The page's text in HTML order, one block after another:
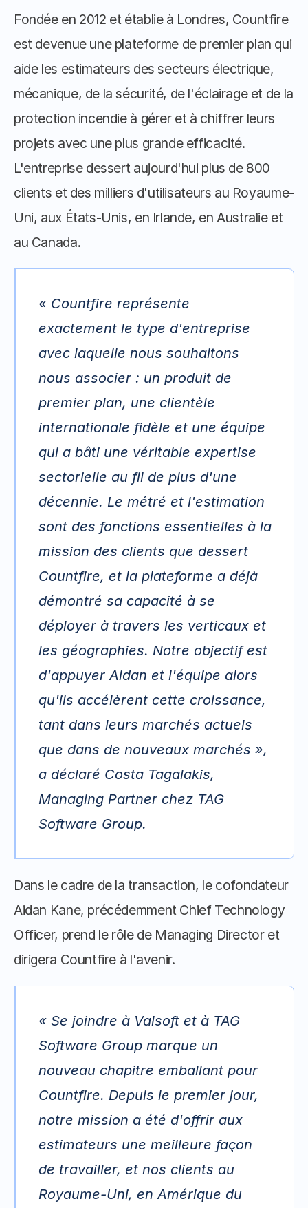
Fondée en 2012 et établie à Londres, Countfire
est devenue une plateforme de premier plan qui
aide les estimateurs des secteurs électrique,
mécanique, de la sécurité, de l'éclairage et de la
protection incendie à gérer et à chiffrer leurs
projets avec une plus grande efficacité.
L'entreprise dessert aujourd'hui plus de 800
clients et des milliers d'utilisateurs au Royaume-
Uni, aux États-Unis, en Irlande, en Australie et
au Canada.
« Countfire représente
exactement le type d'entreprise
avec laquelle nous souhaitons
nous associer : un produit de
premier plan, une clientèle
internationale fidèle et une équipe
qui a bâti une véritable expertise
sectorielle au fil de plus d'une
décennie. Le métré et l'estimation
sont des fonctions essentielles à la
mission des clients que dessert
Countfire, et la plateforme a déjà
démontré sa capacité à se
déployer à travers les verticaux et
les géographies. Notre objectif est
d'appuyer Aidan et l'équipe alors
qu'ils accélèrent cette croissance,
tant dans leurs marchés actuels
que dans de nouveaux marchés »,
a déclaré Costa Tagalakis,
Managing Partner chez TAG
Software Group.
Dans le cadre de la transaction, le cofondateur
Aidan Kane, précédemment Chief Technology
Officer, prend le rôle de Managing Director et
dirigera Countfire à l'avenir.
« Se joindre à Valsoft et à TAG
Software Group marque un
nouveau chapitre emballant pour
Countfire. Depuis le premier jour,
notre mission a été d'offrir aux
estimateurs une meilleure façon
de travailler, et nos clients au
Royaume-Uni, en Amérique du